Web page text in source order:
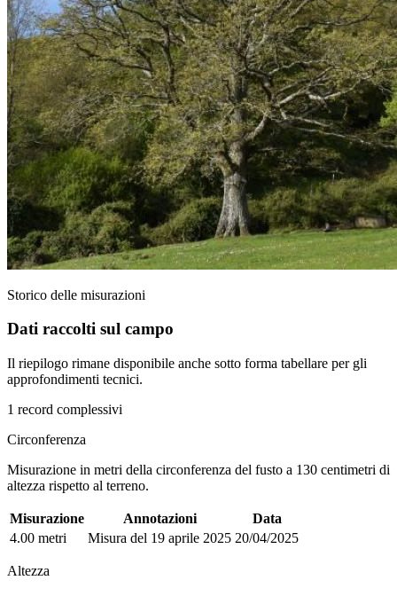
Storico delle misurazioni
Dati raccolti sul campo
Il riepilogo rimane disponibile anche sotto forma tabellare per gli
approfondimenti tecnici.
1 record complessivi
Circonferenza
Misurazione in metri della circonferenza del fusto a 130 centimetri di
altezza rispetto al terreno.
Misurazione Annotazioni
Data
4.00 metri
Misura del 19 aprile 2025 20/04/2025
Altezza